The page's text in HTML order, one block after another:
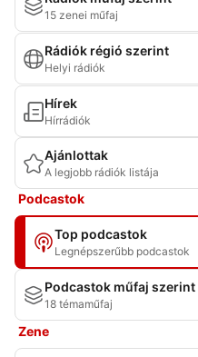
15 zenei műfaj
Rádiók régió szerint
Helyi rádiók
Hírek
Hírrádiók
Ajánlottak
A legjobb rádiók listája
Podcastok
Top podcastok
Legnépszerűbb podcastok
Podcastok műfaj szerint
18 témaműfaj
Zene